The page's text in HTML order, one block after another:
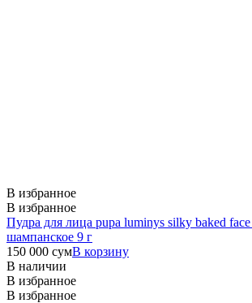
В избранное
В избранное
Пудра для лица pupa luminys silky baked
шампанское 9 г
150 000 сумВ корзину
В наличии
В избранное
В избранное